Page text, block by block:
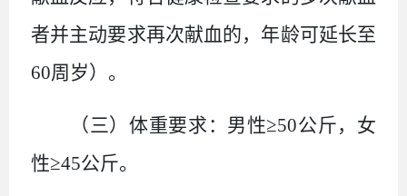
者并主动要求再次献血的，年龄可延长至
60周岁）。
（三） 体重要求：男性≥50公斤，女
性≥45公斤。